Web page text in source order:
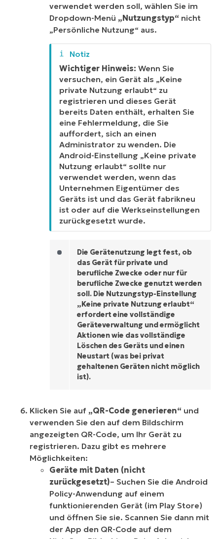
verwendet werden soll, wählen Sie im
Dropdown-Menü „Nutzungstyp“ nicht
„Persönliche Nutzung“ aus.
Wichtiger Hinweis: Wenn Sie
versuchen, ein Gerät als „Keine
private Nutzung erlaubt“ zu
registrieren und dieses Gerät
bereits Daten enthält, erhalten Sie
eine Fehlermeldung, die Sie
auffordert, sich an einen
Administrator zu wenden. Die
Android-Einstellung „Keine private
Nutzung erlaubt“ sollte nur
verwendet werden, wenn das
Unternehmen Eigentümer des
Geräts ist und das Gerät fabrikneu
ist oder auf die Werkseinstellungen
zurückgesetzt wurde.
Die Gerätenutzung legt fest, ob
das Gerät für private und
berufliche Zwecke oder nur für
berufliche Zwecke genutzt werden
soll. Die Nutzungstyp-Einstellung
„Keine private Nutzung erlaubt“
erfordert eine vollständige
Geräteverwaltung und ermöglicht
Aktionen wie das vollständige
Löschen des Geräts und einen
Neustart (was bei privat
gehaltenen Geräten nicht möglich
ist).
Klicken Sie auf „QR-Code generieren“ und
verwenden Sie den auf dem Bildschirm
angezeigten QR-Code, um Ihr Gerät zu
registrieren. Dazu gibt es mehrere
Möglichkeiten:
Geräte mit Daten (nicht
zurückgesetzt)– Suchen Sie die Android
Policy-Anwendung auf einem
funktionierenden Gerät (im Play Store)
und öffnen Sie sie. Scannen Sie dann mit
der App den QR-Code auf dem